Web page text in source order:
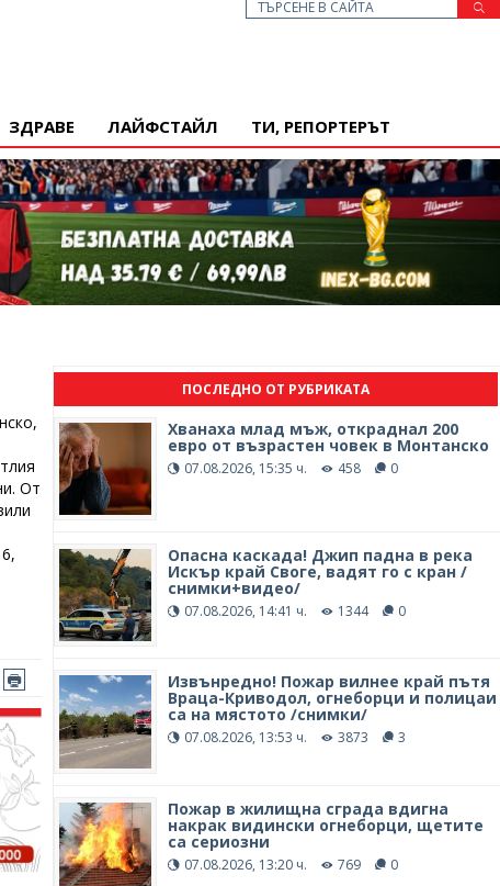
ЗДРАВЕ ЛАЙФСТАЙЛ ТИ, РЕПОРТЕРЪТ
От
ПОСЛЕДНО ОТ РУБРИКАТА
Хванаха млад мъж, откраднал 200
евро от възрастен човек в Монтанско
07.08.2026, 15:35 ч. 458 0
Опасна каскада! Джип падна в река
Искър край Своге, вадят го с кран /
снимки+видео/
07.08.2026, 14:41 ч. 1344 0
Извънредно! Пожар вилнее край пътя
Враца-Криводол, огнеборци и полицаи
са на мястото /снимки/
07.08.2026, 13:53 ч. 3873 3
Пожар в жилищна сграда вдигна
накрак видински огнеборци, щетите
са сериозни
07.08.2026, 13:20 ч. 769 0